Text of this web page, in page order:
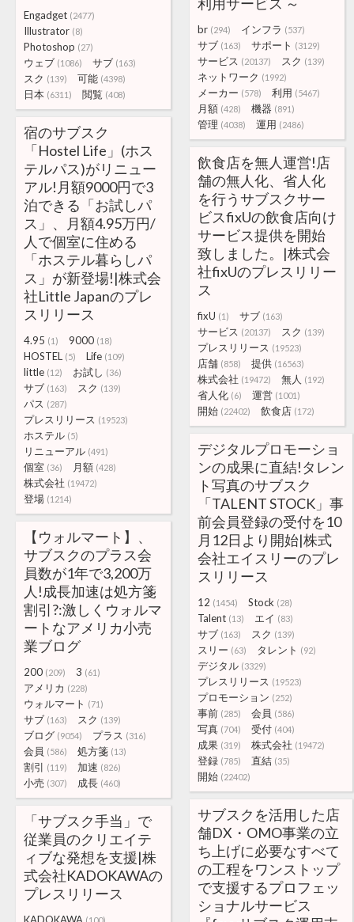
br (294) インフラ (537)
サブ (163) サポート (3129)
サービス (20137) スク (139)
ネットワーク (1992)
メーカー (578) 利用 (5467)
月額 (428) 機器 (891)
管理 (4038) 運用 (2486)
Engadget (2477)
Illustrator (8)
Photoshop (27)
ウェブ (1086) サブ (163)
スク (139) 可能 (4398)
日本 (6311) 閲覧 (408)
宿のサブスク
「Hostel Life」(ホス
テルパス)がリニュー
アル!月額9000円で3
泊できる「お試しパ
ス」、月額4.95万円/
人で個室に住める
「ホステル暮らしパ
ス」が新登場!|株式会
社Little Japanのプレ
スリリース
4.95 (1) 9000 (18)
HOSTEL (5) Life (109)
little (12) お試し (36)
サブ (163) スク (139)
パス (287)
プレスリリース (19523)
ホステル (5)
リニューアル (491)
個室 (36) 月額 (428)
株式会社 (19472)
登場 (1214)
飲食店を無人運営!店
舗の無人化、省人化
を行うサブスクサー
ビスfixUの飲食店向け
サービス提供を開始
致しました。|株式会
社fixUのプレスリリー
ス
fixU (1) サブ (163)
サービス (20137) スク (139)
プレスリリース (19523)
店舗 (858) 提供 (16563)
株式会社 (19472) 無人 (192)
省人化 (6) 運営 (1001)
開始 (22402) 飲食店 (172)
デジタルプロモーショ
ンの成果に直結!タレン
ト写真のサブスク
「TALENT STOCK」事
前会員登録の受付を10
月12日より開始|株式
会社エイスリーのプレ
スリリース
12 (1454) Stock (28)
Talent (13) エイ (83)
サブ (163) スク (139)
スリー (63) タレント (92)
デジタル (3329)
プレスリリース (19523)
プロモーション (252)
事前 (285) 会員 (586)
写真 (704) 受付 (404)
成果 (319) 株式会社 (19472)
登録 (785) 直結 (35)
開始 (22402)
【ウォルマート】、
サブスクのプラス会
員数が1年で3,200万
人!成長加速は処方箋
割引?:激しくウォルマ
ートなアメリカ小売
業ブログ
200 (209) 3 (61)
アメリカ (228)
ウォルマート (71)
サブ (163) スク (139)
ブログ (9054) プラス (316)
会員 (586) 処方箋 (13)
割引 (119) 加速 (826)
小売 (307) 成長 (460)
サブスクを活用した店
舗DX・OMO事業の立
ち上げに必要なすべて
の工程をワンストップ
で支援するプロフェッ
ショナルサービス
「サブスク手当」で
従業員のクリエイテ
ィブな発想を支援|株
式会社KADOKAWAの
プレスリリース